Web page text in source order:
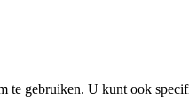
te gebruiken. U kunt ook